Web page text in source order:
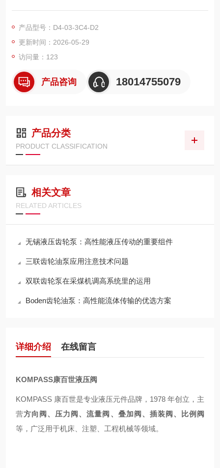
一、品牌概况
份有限公司，隶属朝田企业集团，1978 年创立于中国台湾，总部
位于台中，是集液压元件、系统设计制造、销售服务于一体的跨
1994 年进入中国大陆，2003 年成立康百世机电（上海）有限公
司（大陆总部）。
产品型号：D4-03-3C4-D2
更新时间：2026-05-29
访问量：123
产品咨询 18014755079
产品分类
PRODUCT CLASSIFICATION
相关文章
RELATED ARTICLES
无锡液压齿轮泵：高性能液压传动的重要组件
三联齿轮油泵应用注意技术问题
双联齿轮泵在采煤机调高系统里的运用
Boden齿轮油泵：高性能流体传输的优选方案
详细介绍 在线留言
KOMPASS康百世液压阀
KOMPASS 康百世是专业液压元件品牌，1978 年创立，主
营方向阀、压力阀、流量阀、叠加阀、插装阀、比例阀
等，广泛用于机床、注塑、工程机械等领域。